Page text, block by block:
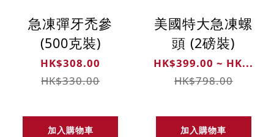
急凍彈牙禿參
(500克裝)
HK$308.00
HK$330.00
加入購物車
美國特大急凍螺
頭 (2磅裝)
HK$399.00 ~ HK...
HK$798.00
加入購物車